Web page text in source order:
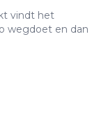
vindt het
wegdoet en dan